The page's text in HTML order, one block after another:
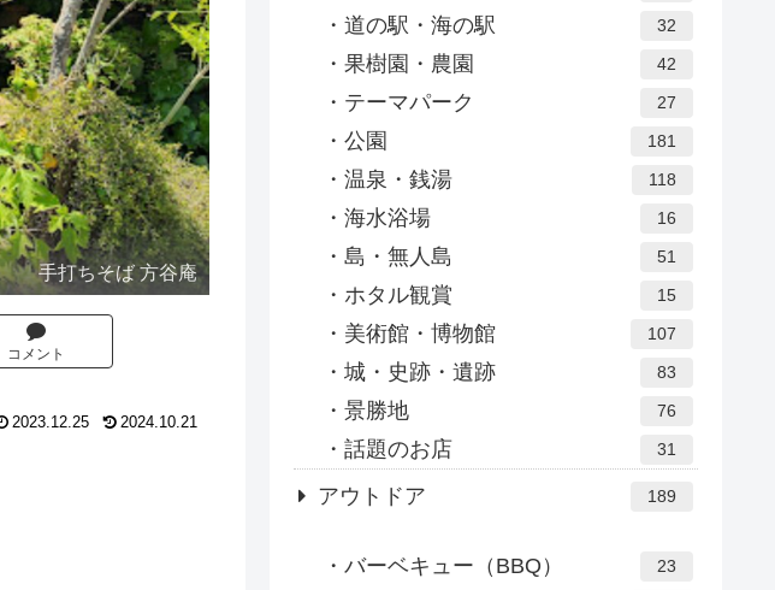
手打ちそば 方谷庵
コメント
2023.12.25 2024.10.21
道の駅・海の駅 32
果樹園・農園 42
テーマパーク 27
公園 181
温泉・銭湯 118
海水浴場 16
島・無人島 51
ホタル観賞 15
美術館・博物館 107
城・史跡・遺跡 83
景勝地 76
話題のお店 31
アウトドア 189
バーベキュー（BBQ） 23